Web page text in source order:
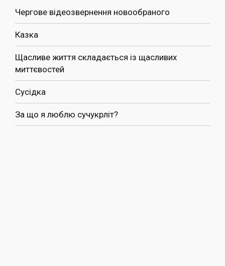
Чергове відеозвернення новообраного
Казка
Щасливе життя складається із щасливих
миттєвостей
Сусідка
За що я люблю сучукрліт?